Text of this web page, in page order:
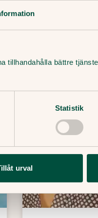
tillhandahålla bättre
Statistik
urval
patienter att
sökte hjälp